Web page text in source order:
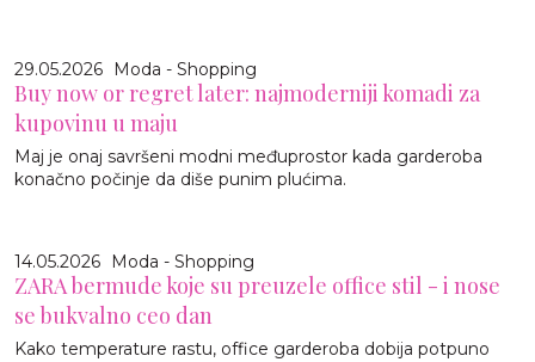
29.05.2026 Moda - Shopping
Buy now or regret later: najmoderniji komadi za
kupovinu u maju
Maj je onaj savršeni modni međuprostor kada garderoba
konačno počinje da diše punim plućima.
14.05.2026 Moda - Shopping
ZARA bermude koje su preuzele office stil - i nose
se bukvalno ceo dan
Kako temperature rastu, office garderoba dobija potpuno